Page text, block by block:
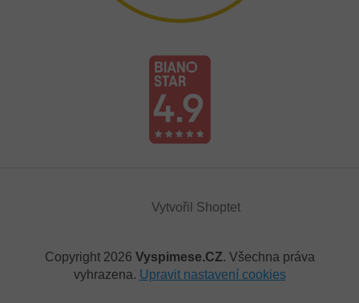
Vytvořil Shoptet
Copyright 2026 Vyspimese.CZ. Všechna práva
vyhrazena. Upravit nastavení cookies